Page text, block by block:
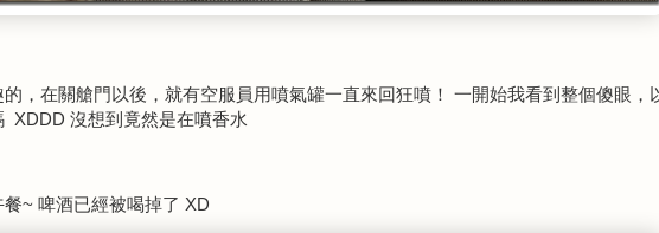
，在關艙門以後，就有空服員用噴氣罐一直來回狂噴！ 一開始我看到整個傻眼，
XDDD 沒想到竟然是在噴香水
~ 啤酒已經被喝掉了 XD